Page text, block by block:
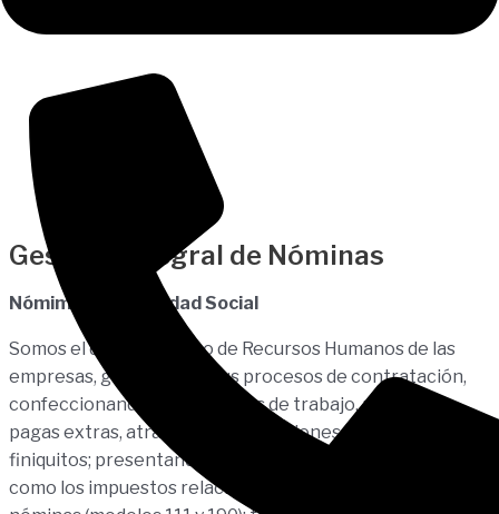
Gestión Integral de Nóminas
Nómimas y Seguridad Social
Somos el departamento de Recursos Humanos de las
empresas, gestionando sus procesos de contratación,
confeccionando los contratos de trabajo, nóminas,
pagas extras, atrasos, indemnizaciones y
finiquitos; presentando las cotizaciones sociales así
como los impuestos relacionados con la gestión de